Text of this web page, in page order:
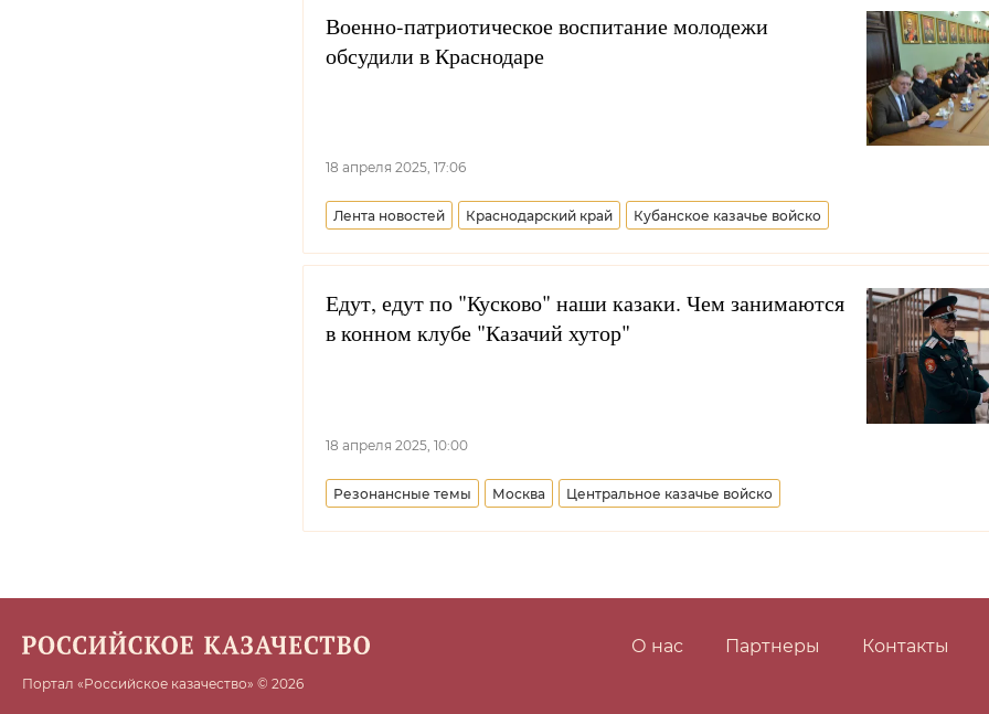
Военно-патриотическое воспитание молодежи
обсудили в Краснодаре
18 апреля 2025, 17:06
Лента новостей Краснодарский край Кубанское казачье войско
Едут, едут по "Кусково" наши казаки. Чем занимаются
в конном клубе "Казачий хутор"
18 апреля 2025, 10:00
Резонансные темы Москва Центральное казачье войско
Портал «Российское казачество» © 2026
О нас Партнеры Контакты